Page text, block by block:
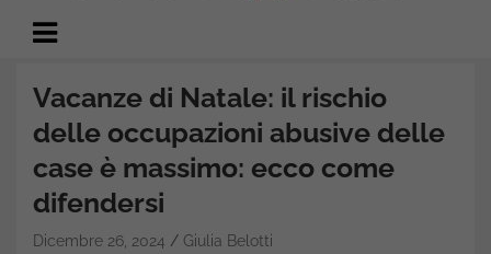
Trading.it
Vacanze di Natale: il rischio
delle occupazioni abusive delle
case è massimo: ecco come
difendersi
Dicembre 26, 2024 Giulia Belotti